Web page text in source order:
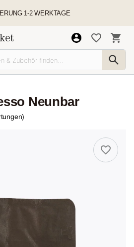
1-2 WERKTAGE
Neunbar